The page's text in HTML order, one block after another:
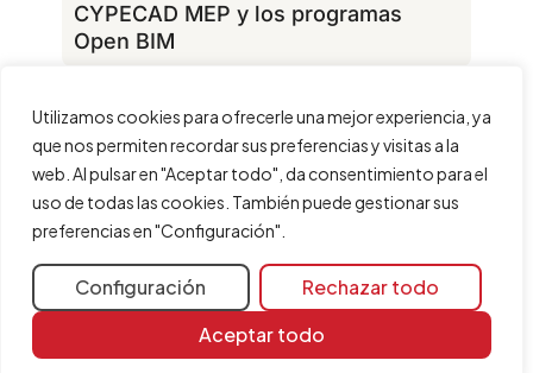
Utilizamos cookies para ofrecerle una mejor experiencia, ya
que nos permiten recordar sus preferencias y visitas a la
web. Al pulsar en "Aceptar todo", da consentimiento para el
uso de todas las cookies. También puede gestionar sus
preferencias en "Configuración".
Configuración
Rechazar todo
Aceptar todo
CYPECAD MEP y los programas
Open BIM
¿Qué extensión tienen los ficheros
del programa?
ConfiguraciónPlantillas DXF
La versión del fichero leído es